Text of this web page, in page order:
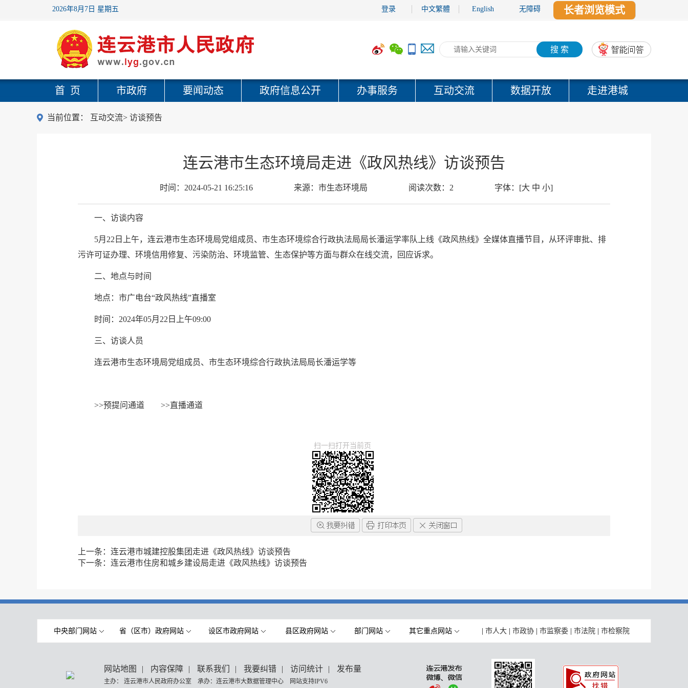
2026年8月7日 星期五 登录 中文繁體 English 无障碍 长者浏览模式
搜 索
首 页 市政府 要闻动态 政府信息公开 办事服务 互动交流 数据开放 走进港城
当前位置： 互动交流> 访谈预告
连云港市生态环境局走进《政风热线》访谈预告
时间： 2024-05-21 16:25:16 来源： 市生态环境局 阅读次数： 2 字体： [大 中 小]
一、访谈内容
5月22日上午，连云港市生态环境局党组成员、市生态环境综合行政执法局局长潘运学率队上线《政风热线》全媒体直播节目，从环评审批、排
污许可证办理、环境信用修复、污染防治、环境监管、生态保护等方面与群众在线交流，回应诉求。
二、地点与时间
地点：市广电台“政风热线”直播室
时间：2024年05月22日上午09:00
三、访谈人员
连云港市生态环境局党组成员、市生态环境综合行政执法局局长潘运学等
>>预提问通道 >>直播通道
扫一扫打开当前页
上一条： 连云港市城建控股集团走进《政风热线》访谈预告
下一条： 连云港市住房和城乡建设局走进《政风热线》访谈预告
中央部门网站 省（区市）政府网站 设区市政府网站 县区政府网站 部门网站 其它重点网站 市人大 市政协 市监察委 市法院 市检察院
网站地图 | 内容保障 | 联系我们 | 我要纠错 | 访问统计 | 发布量
主办： 连云港市人民政府办公室 承办：连云港市大数据管理中心 网站支持IPV6